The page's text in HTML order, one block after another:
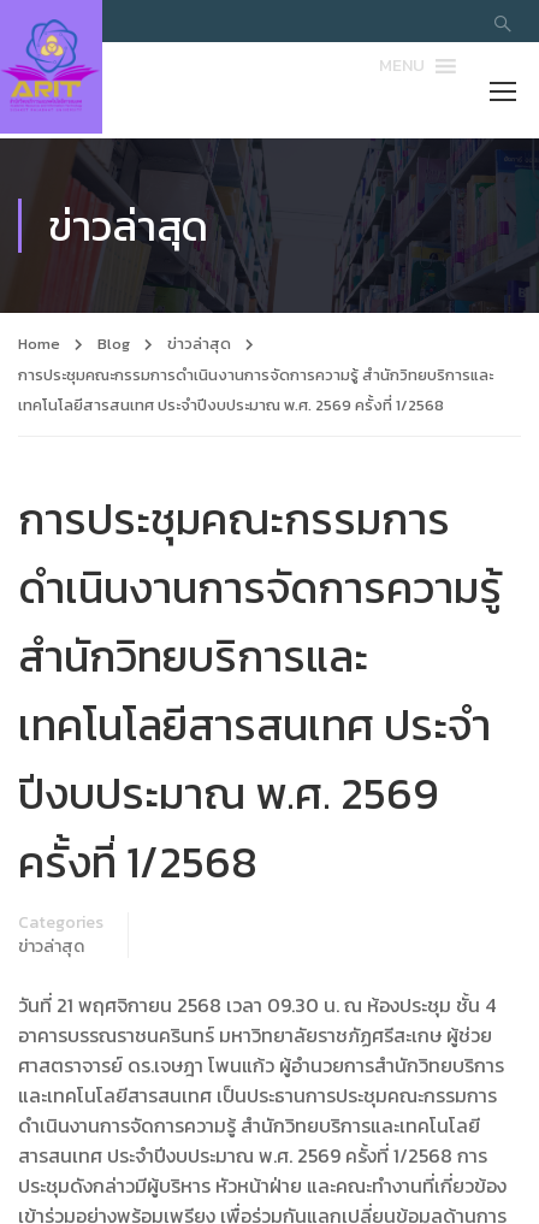
MENU
ข่าวล่าสุด
Home Blog
ข่าวล่าสุด
การประชุมคณะกรรมการดำเนินงานการจัดการความรู้ สํานักวิทยบริการและ
เทคโนโลยีสารสนเทศ ประจำปีงบประมาณ พ.ศ. 2569 ครั้งที่ 1/2568
การประชุมคณะกรรมการ
ดำเนินงานการจัดการความรู้
สํานักวิทยบริการและ
เทคโนโลยีสารสนเทศ ประจำ
ปีงบประมาณ พ.ศ. 2569
ครั้งที่ 1/2568
Categories
ข่าวล่าสุด
วันที่ 21 พฤศจิกายน 2568 เวลา 09.30 น. ณ ห้องประชุม ชั้น 4
อาคารบรรณราชนครินทร์ มหาวิทยาลัยราชภัฏศรีสะเกษ ผู้ช่วย
ศาสตราจารย์ ดร.เจษฎา โพนแก้ว ผู้อำนวยการสำนักวิทยบริการ
และเทคโนโลยีสารสนเทศ เป็นประธานการประชุมคณะกรรมการ
ดำเนินงานการจัดการความรู้ สํานักวิทยบริการและเทคโนโลยี
สารสนเทศ ประจำปีงบประมาณ พ.ศ. 2569 ครั้งที่ 1/2568 การ
ประชุมดังกล่าวมีผู้บริหาร หัวหน้าฝ่าย และคณะทำงานที่เกี่ยวข้อง
เข้าร่วมอย่างพร้อมเพรียง เพื่อร่วมกันแลกเปลี่ยนข้อมูลด้านการ